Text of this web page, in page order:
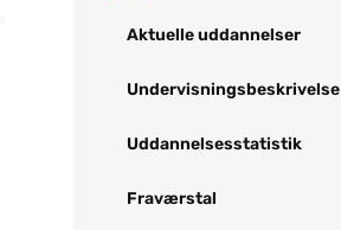
Aktuelle uddannelser
Undervisningsbeskrivelse
Uddannelsesstatistik
Fraværstal